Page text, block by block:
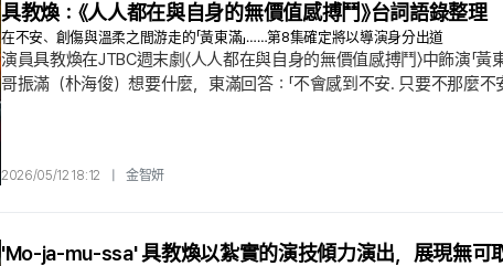
具教煥：《人人都在與自身的無價值感搏鬥》台詞語錄整理
在不安、創傷與溫柔之間游走的「黃東滿」……第8集確定將以導演身分出道
演員具教煥在JTBC週末劇〈人人都在與自身的無價值感搏鬥〉中飾演「
哥振滿（朴海俊）想要什麼，東滿回答：「不會感到不安. 只要不那麼
2026/05/12 18:12 | 金智妍
'Mo-ja-mu-ssa' 具教煥以紮實的演技傾力演出，展現無可